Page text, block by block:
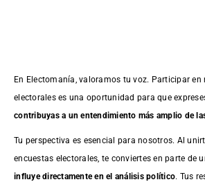
En Electomanía, valoramos tu voz. Participar en
electorales es una oportunidad para que
contribuyas a un entendimiento más amplio de
Tu perspectiva es esencial para nosotros. Al
encuestas electorales, te conviertes en parte de
influye directamente en el análisis político. Tus